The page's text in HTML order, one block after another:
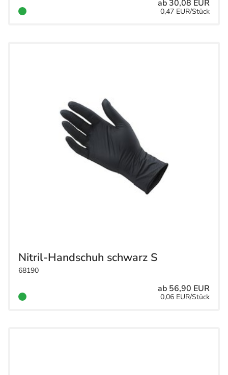
ab 30,08 EUR
0,47 EUR/Stück
Nitril-Handschuh schwarz S
68190
ab 56,90 EUR
0,06 EUR/Stück